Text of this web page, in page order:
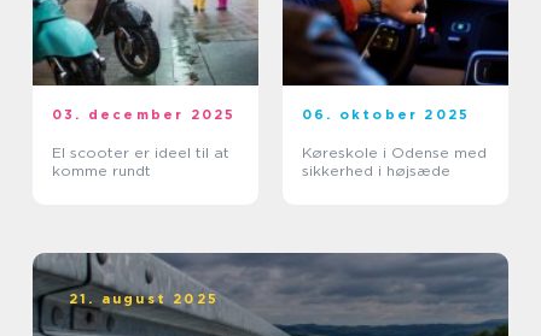
03. december 2025
El scooter er ideel til at
komme rundt
06. oktober 2025
Køreskole i Odense med
sikkerhed i højsæde
21. august 2025